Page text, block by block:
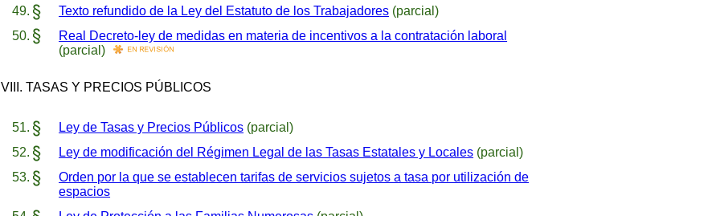
Texto refundido de la Ley del Estatuto de los Trabajadores (parcial)
Real Decreto-ley de medidas en materia de incentivos a la contratación laboral
(parcial)
VIII. TASAS Y PRECIOS PÚBLICOS
Ley de Tasas y Precios Públicos (parcial)
Ley de modificación del Régimen Legal de las Tasas Estatales y Locales (parcial)
Orden por la que se establecen tarifas de servicios sujetos a tasa por utilización de
espacios